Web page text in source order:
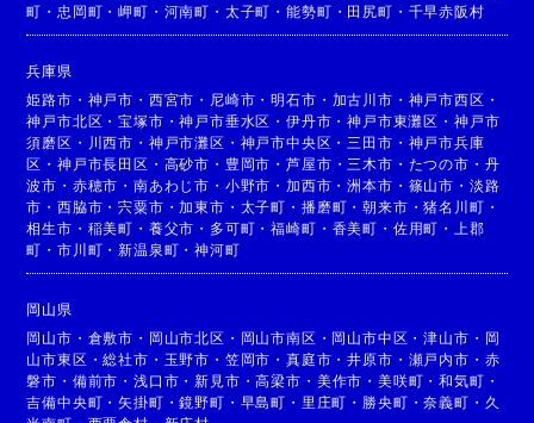
町 ・ 忠岡町 ・岬町 ・ 河南町 ・ 太子町 ・能勢町 ・ 田尻町 ・ 千早赤阪村
兵庫県
姫路市 ・ 神戸市 ・ 西宮市 ・ 尼崎市 ・明石市 ・ 加古川市 ・ 神戸市西区 ・
神戸市北区 ・宝塚市 ・神戸市垂水区 ・伊丹市 ・神戸市東灘区 ・ 神戸市
須磨区 ・ 川西市 ・ 神戸市灘区 ・ 神戸市中央区 ・ 三田市 ・ 神戸市兵庫
区 ・神戸市長田区 ・ 高砂市 ・ 豊岡市 ・芦屋市 ・ 三木市 ・ たつの市 ・ 丹
波市 ・ 赤穂市 ・南あわじ市 ・ 小野市 ・加西市 ・洲本市 ・ 篠山市 ・ 淡路
市 ・西脇市 ・宍粟市 ・加東市 ・ 太子町 ・ 播磨町 ・朝来市 ・猪名川町 ・
相生市 ・ 稲美町 ・ 養父市 ・ 多可町 ・福崎町 ・ 香美町 ・ 佐用町 ・
上郡
町 ・市川町 ・新温泉町 ・神河町
岡山県
岡山市 ・ 倉敷市 ・ 岡山市北区 ・ 岡山市南区 ・ 岡山市中区 ・津山市 ・ 岡
山市東区 ・総社市 ・ 玉野市 ・ 笠岡市 ・真庭市 ・井原市 ・ 瀬戸内市 ・ 赤
磐市 ・ 備前市 ・浅口市 ・新見市 ・高梁市 ・ 美作市 ・ 美咲町 ・和気町 ・
吉備中央町 ・矢掛町 ・鏡野町 ・ 早島町 ・ 里庄町 ・ 勝央町 ・奈義町 ・ 久